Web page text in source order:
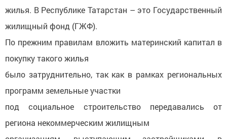
жилья. В Республике Татарстан – это Государственный
жилищный фонд (ГЖФ).
По прежним правилам вложить материнский капитал в
покупку такого жилья
было затруднительно, так как в рамках региональных
программ земельные участки
под социальное строительство передавались от
региона некоммерческим жилищным